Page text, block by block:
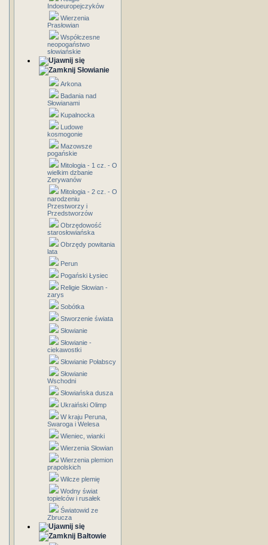
Indoeuropejczyków
Wierzenia
Prasłowian
Współczesne
neopogaństwo
słowiańskie
Słowianie
Arkona
Badania nad
Słowianami
Kupalnocka
Ludowe
kosmogonie
Mazowsze
pogańskie
Mitologia - 1 cz. - O
wielkim dzbanie
Zerywanów
Mitologia - 2 cz. - O
narodzeniu
Przestworzy i
Przedstworzów
Obrzędowość
starosłowiańska
Obrzędy powitania
lata
Perun
Pogański Łysiec
Religie Słowian -
zarys
Sobótka
Stworzenie świata
Słowianie
Słowianie -
ciekawostki
Słowianie Połabscy
Słowianie
Wschodni
Słowiańska dusza
Ukraiński Olimp
W kraju Peruna,
Swaroga i Welesa
Wieniec, wianki
Wierzenia Słowian
Wierzenia plemion
prapolskich
Wilcze plemię
Wodny świat
topielców i rusałek
Światowid ze
Zbrucza
Bałtowie